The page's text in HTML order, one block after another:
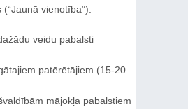
vienotība”).
veidu pabalsti
patērētājiem (15-20
mājokļa pabalstiem